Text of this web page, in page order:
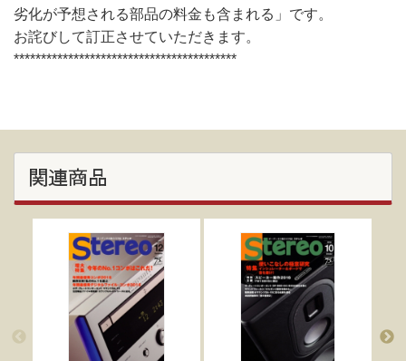
劣化が予想される部品の料金も含まれる」です。
お詫びして訂正させていただきます。
*****************************************
関連商品